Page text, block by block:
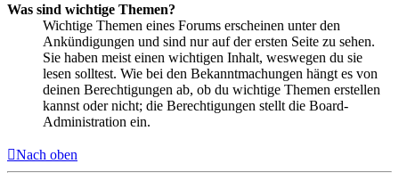
Was sind wichtige Themen?
Wichtige Themen eines Forums erscheinen unter den
Ankündigungen und sind nur auf der ersten Seite zu sehen.
Sie haben meist einen wichtigen Inhalt, weswegen du sie
lesen solltest. Wie bei den Bekanntmachungen hängt es von
deinen Berechtigungen ab, ob du wichtige Themen erstellen
kannst oder nicht; die Berechtigungen stellt die Board-
Administration ein.
Nach oben